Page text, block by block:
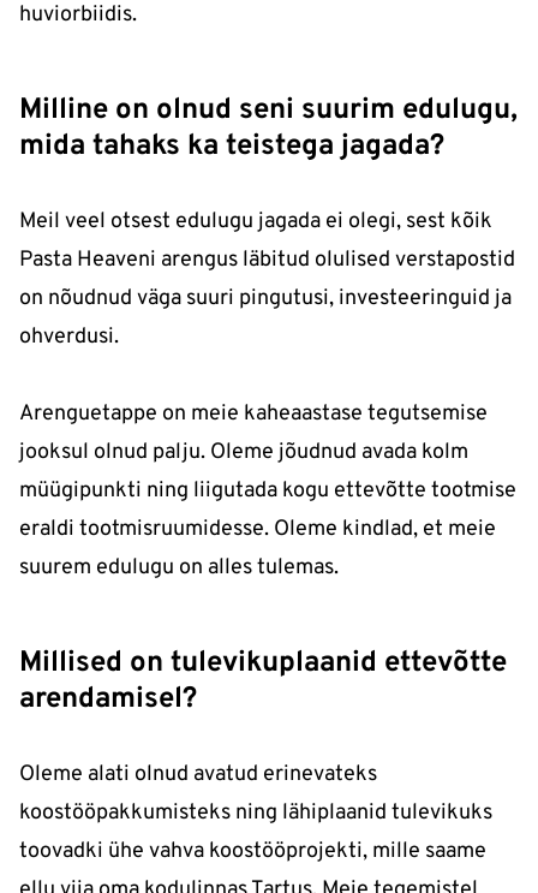
huviorbiidis.
Milline on olnud seni suurim edulugu,
mida tahaks ka teistega jagada?
Meil veel otsest edulugu jagada ei olegi, sest kõik
Pasta Heaveni arengus läbitud olulised verstapostid
on nõudnud väga suuri pingutusi, investeeringuid ja
ohverdusi.
Arenguetappe on meie kaheaastase tegutsemise
jooksul olnud palju. Oleme jõudnud avada kolm
müügipunkti ning liigutada kogu ettevõtte tootmise
eraldi tootmisruumidesse. Oleme kindlad, et meie
suurem edulugu on alles tulemas.
Millised on tulevikuplaanid ettevõtte
arendamisel?
Oleme alati olnud avatud erinevateks
koostööpakkumisteks ning lähiplaanid tulevikuks
toovadki ühe vahva koostööprojekti, mille saame